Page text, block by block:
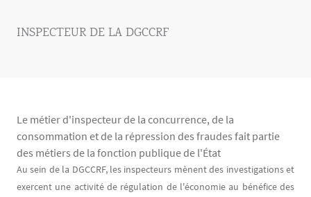
INSPECTEUR DE LA DGCCRF
Le métier d'inspecteur de la concurrence, de la
consommation et de la répression des fraudes fait partie
des métiers de la fonction publique de l'État
Contenu
Texte
Au sein de la DGCCRF, les inspecteurs mènent des investigations et
exercent une activité de régulation de l'économie au bénéfice des